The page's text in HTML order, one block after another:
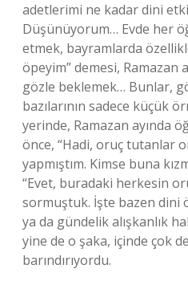
adetlerimi ne kadar dini
Düşünüyorum… Evde her
etmek, bayramlarda
öpeyim” demesi,
gözle beklemek… Bunlar,
bazılarının sadece küçük
yerinde, Ramazan ayında
önce, “Hadi, oruç tutanlar
yapmıştım. Kimse buna
“Evet, buradaki herkesin
sormuştuk. İşte bazen dini
ya da gündelik alışkanlık
yine de o şaka, içinde çok
barındırıyordu.